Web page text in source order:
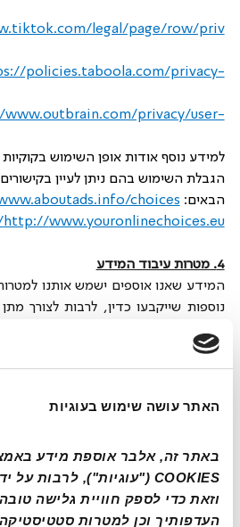
האתר עושה שימוש בעוגיות
legal/page/row/priv
policies.taboola.com/privacy-
privacy/user-
למידע נוסף אודות אופן השימוש
הגבלת השימוש בהם ניתן לעיין בקישורים
הבאים: choices
http://www.youronlinechoices.eu/
4. מטרות עיבוד המידע
·         יצירת תיק לקוח וניהול הזמנות
·         שליחת הודעות ועדכונים בקשר
וכיו"ב;
לרבות פעילות באתר האינטרנט שלנו;